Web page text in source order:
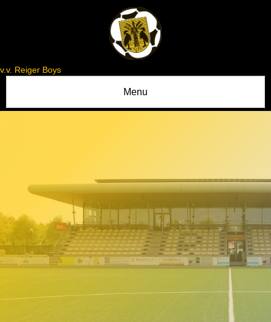
v.v. Reiger Boys
Menu